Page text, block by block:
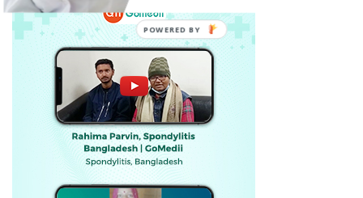
POWERED BY